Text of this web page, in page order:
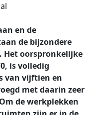
en de
de bijzondere
Het oorspronkelijke
is volledig
van vijftien en
met daarin zeer
de werkplekken